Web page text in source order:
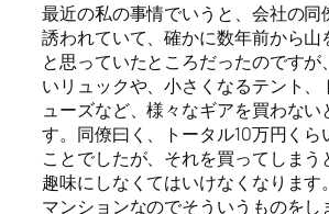
最近の私の事情でいうと、会社の同
誘われていて、確かに数年前から山
と思っていたところだったのですが
いリュックや、小さくなるテント、
ューズなど、様々なギアを買わな
す。同僚曰く、トータル10万円くら
ことでしたが、それを買ってしまう
趣味にしなくてはいけなくなります
マンションなのでそういうものをし